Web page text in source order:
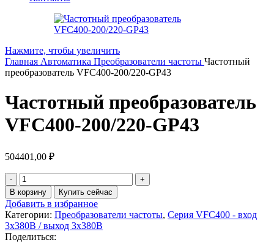
Нажмите, чтобы увеличить
Главная Автоматика Преобразователи частоты Частотный
преобразователь VFC400-200/220-GP43
Частотный преобразователь
VFC400-200/220-GP43
504401,00 ₽
В корзину Купить сейчас
Добавить в избранное
Категории: Преобразователи частоты, Серия VFC400 - вход
3х380В / выход 3х380В
Поделиться: